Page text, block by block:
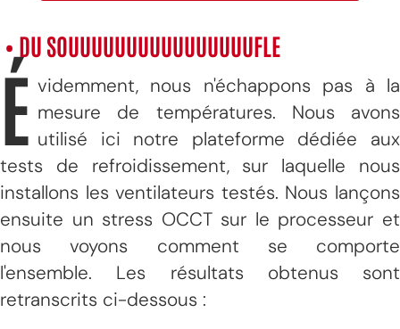
• DU SOUUUUUUUUUUUUUUUUFLE
É videmment, nous n'échappons pas à la
mesure de températures. Nous avons
utilisé ici notre plateforme dédiée aux
tests de refroidissement, sur laquelle nous
installons les ventilateurs testés. Nous lançons
ensuite un stress OCCT sur le processeur et
nous voyons comment se comporte
l'ensemble. Les résultats obtenus sont
retranscrits ci-dessous :